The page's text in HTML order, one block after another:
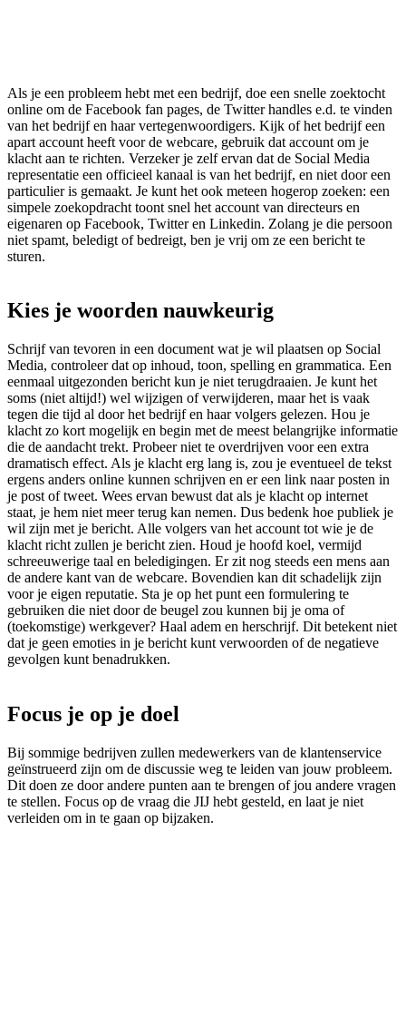
Als je een probleem hebt met een bedrijf, doe een snelle zoektocht
online om de Facebook fan pages, de Twitter handles e.d. te vinden
van het bedrijf en haar vertegenwoordigers. Kijk of het bedrijf een
apart account heeft voor de webcare, gebruik dat account om je
klacht aan te richten. Verzeker je zelf ervan dat de Social Media
representatie een officieel kanaal is van het bedrijf, en niet door een
particulier is gemaakt. Je kunt het ook meteen hogerop zoeken: een
simpele zoekopdracht toont snel het account van directeurs en
eigenaren op Facebook, Twitter en Linkedin. Zolang je die persoon
niet spamt, beledigt of bedreigt, ben je vrij om ze een bericht te
sturen.
Kies je woorden nauwkeurig
Schrijf van tevoren in een document wat je wil plaatsen op Social
Media, controleer dat op inhoud, toon, spelling en grammatica. Een
eenmaal uitgezonden bericht kun je niet terugdraaien. Je kunt het
soms (niet altijd!) wel wijzigen of verwijderen, maar het is vaak
tegen die tijd al door het bedrijf en haar volgers gelezen. Hou je
klacht zo kort mogelijk en begin met de meest belangrijke informatie
die de aandacht trekt. Probeer niet te overdrijven voor een extra
dramatisch effect. Als je klacht erg lang is, zou je eventueel de tekst
ergens anders online kunnen schrijven en er een link naar posten in
je post of tweet. Wees ervan bewust dat als je klacht op internet
staat, je hem niet meer terug kan nemen. Dus bedenk hoe publiek je
wil zijn met je bericht. Alle volgers van het account tot wie je de
klacht richt zullen je bericht zien. Houd je hoofd koel, vermijd
schreeuwerige taal en beledigingen. Er zit nog steeds een mens aan
de andere kant van de webcare. Bovendien kan dit schadelijk zijn
voor je eigen reputatie. Sta je op het punt een formulering te
gebruiken die niet door de beugel zou kunnen bij je oma of
(toekomstige) werkgever? Haal adem en herschrijf. Dit betekent niet
dat je geen emoties in je bericht kunt verwoorden of de negatieve
gevolgen kunt benadrukken.
Focus je op je doel
Bij sommige bedrijven zullen medewerkers van de klantenservice
geïnstrueerd zijn om de discussie weg te leiden van jouw probleem.
Dit doen ze door andere punten aan te brengen of jou andere vragen
te stellen. Focus op de vraag die JIJ hebt gesteld, en laat je niet
verleiden om in te gaan op bijzaken.